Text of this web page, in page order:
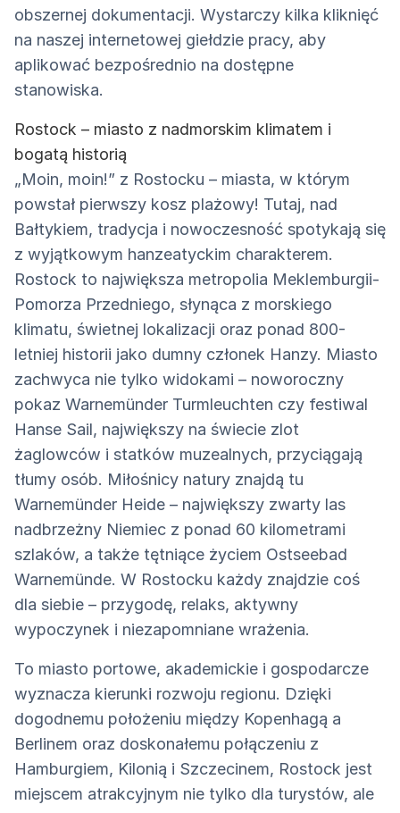
obszernej dokumentacji. Wystarczy kilka kliknięć
na naszej internetowej giełdzie pracy, aby
aplikować bezpośrednio na dostępne
stanowiska.
Rostock – miasto z nadmorskim klimatem i
bogatą historią
„Moin, moin!” z Rostocku – miasta, w którym
powstał pierwszy kosz plażowy! Tutaj, nad
Bałtykiem, tradycja i nowoczesność spotykają się
z wyjątkowym hanzeatyckim charakterem.
Rostock to największa metropolia Meklemburgii-
Pomorza Przedniego, słynąca z morskiego
klimatu, świetnej lokalizacji oraz ponad 800-
letniej historii jako dumny członek Hanzy. Miasto
zachwyca nie tylko widokami – noworoczny
pokaz Warnemünder Turmleuchten czy festiwal
Hanse Sail, największy na świecie zlot
żaglowców i statków muzealnych, przyciągają
tłumy osób. Miłośnicy natury znajdą tu
Warnemünder Heide – największy zwarty las
nadbrzeżny Niemiec z ponad 60 kilometrami
szlaków, a także tętniące życiem Ostseebad
Warnemünde. W Rostocku każdy znajdzie coś
dla siebie – przygodę, relaks, aktywny
wypoczynek i niezapomniane wrażenia.
To miasto portowe, akademickie i gospodarcze
wyznacza kierunki rozwoju regionu. Dzięki
dogodnemu położeniu między Kopenhagą a
Berlinem oraz doskonałemu połączeniu z
Hamburgiem, Kilonią i Szczecinem, Rostock jest
miejscem atrakcyjnym nie tylko dla turystów, ale